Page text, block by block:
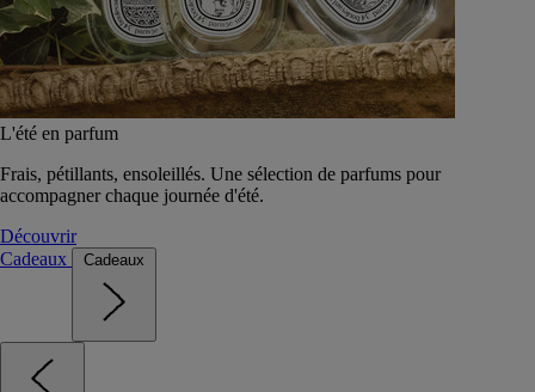
L'été en parfum
Frais, pétillants, ensoleillés. Une sélection de parfums pour
accompagner chaque journée d'été.
Découvrir
Cadeaux
Cadeaux